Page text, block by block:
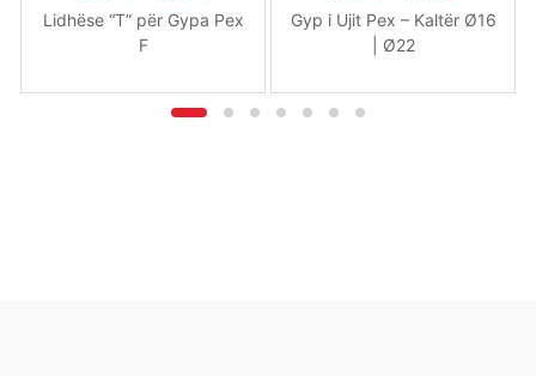
Lidhëse “T” për Gypa Pex
F
Gyp i Ujit Pex – Kaltër Ø16
| Ø22